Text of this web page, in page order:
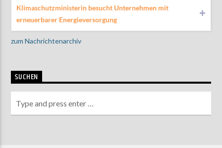
Klimaschutzministerin besucht Unternehmen mit
erneuerbarer Energieversorgung
zum Nachrichtenarchiv
SUCHEN